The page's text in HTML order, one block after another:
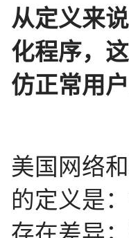
从定义来
化程序，
仿正常用
美国网络
的定义是